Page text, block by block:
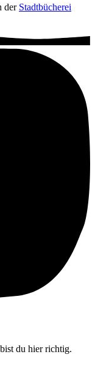
der Stadtbücherei
du hier richtig.